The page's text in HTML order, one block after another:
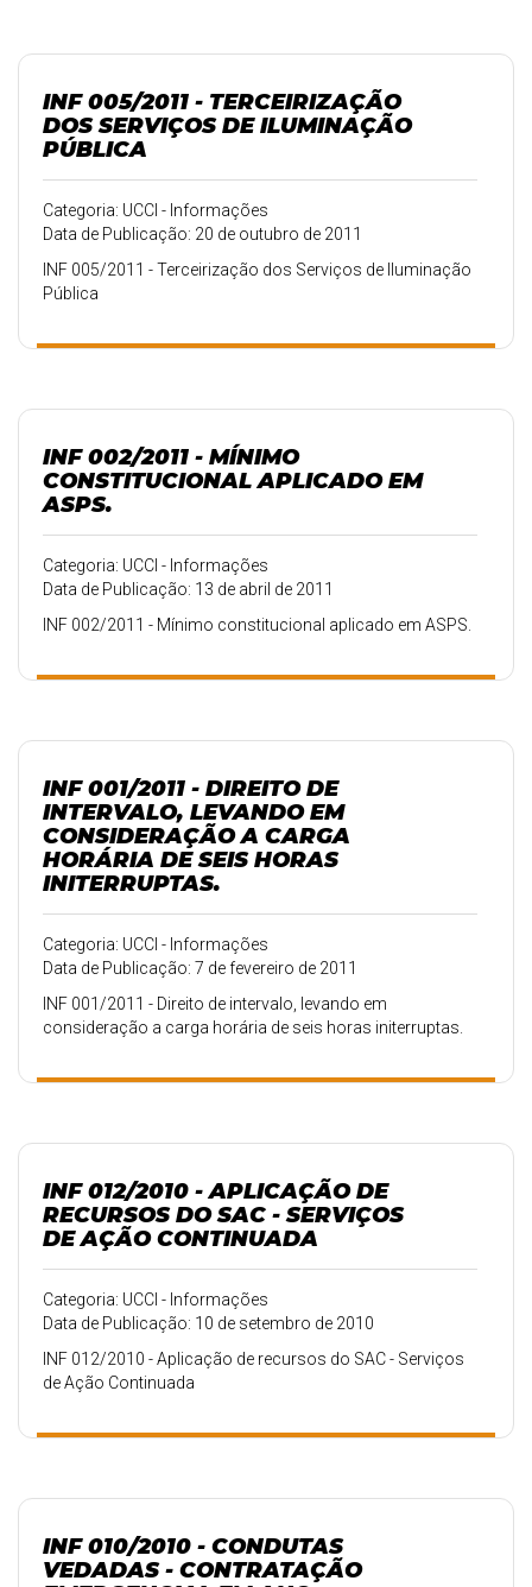
INF 005/2011 - TERCEIRIZAÇÃO
DOS SERVIÇOS DE ILUMINAÇÃO
PÚBLICA
Categoria: UCCI - Informações
Data de Publicação: 20 de outubro de 2011
INF 005/2011 - Terceirização dos Serviços de Iluminação
Pública
INF 002/2011 - MÍNIMO
CONSTITUCIONAL APLICADO EM
ASPS.
Categoria: UCCI - Informações
Data de Publicação: 13 de abril de 2011
INF 002/2011 - Mínimo constitucional aplicado em ASPS.
INF 001/2011 - DIREITO DE
INTERVALO, LEVANDO EM
CONSIDERAÇÃO A CARGA
HORÁRIA DE SEIS HORAS
INITERRUPTAS.
Categoria: UCCI - Informações
Data de Publicação: 7 de fevereiro de 2011
INF 001/2011 - Direito de intervalo, levando em
consideração a carga horária de seis horas initerruptas.
INF 012/2010 - APLICAÇÃO DE
RECURSOS DO SAC - SERVIÇOS
DE AÇÃO CONTINUADA
Categoria: UCCI - Informações
Data de Publicação: 10 de setembro de 2010
INF 012/2010 - Aplicação de recursos do SAC - Serviços
de Ação Continuada
INF 010/2010 - CONDUTAS
VEDADAS - CONTRATAÇÃO